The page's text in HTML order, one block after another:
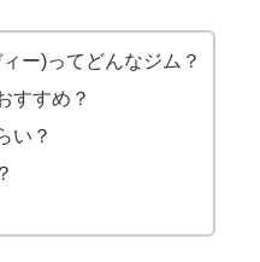
ー)ってどんなジム？
すすめ？
い？